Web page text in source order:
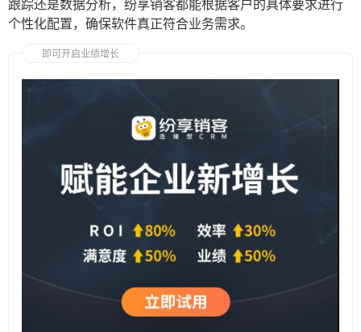
跟踪还是数据分析，纷享销客都能根据客户的具体要求进行
个性化配置，确保软件真正符合业务需求。
即可开启业绩增长